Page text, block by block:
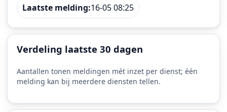
Laatste melding:16-05 08:25
Verdeling laatste 30 dagen
Aantallen tonen meldingen mét inzet per dienst; één
melding kan bij meerdere diensten tellen.